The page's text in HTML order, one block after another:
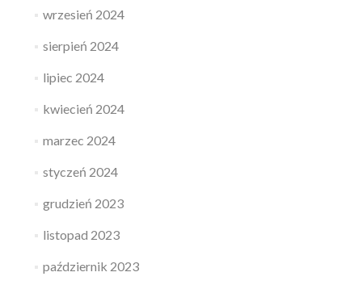
wrzesień 2024
sierpień 2024
lipiec 2024
kwiecień 2024
marzec 2024
styczeń 2024
grudzień 2023
listopad 2023
październik 2023